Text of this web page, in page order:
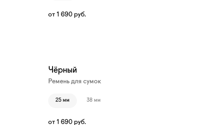
от 1 690 руб.
Чёрный
Ремень для сумок
25 мм 38 мм
от 1 690 руб.